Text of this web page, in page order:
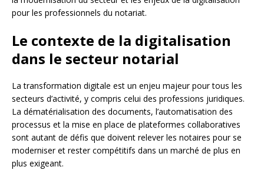
pour les professionnels du notariat.
Le contexte de la digitalisation
dans le secteur notarial
La transformation digitale est un enjeu majeur pour tous les
secteurs d’activité, y compris celui des professions juridiques.
La dématérialisation des documents, l’automatisation des
processus et la mise en place de plateformes collaboratives
sont autant de défis que doivent relever les notaires pour se
moderniser et rester compétitifs dans un marché de plus en
plus exigeant.